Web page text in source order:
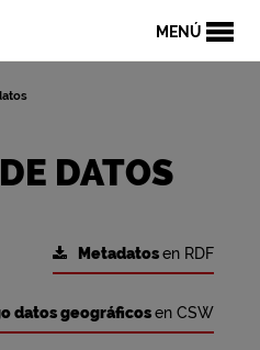
MENÚ
DATOS
Metadatosen RDF
datos geográficosen CSW